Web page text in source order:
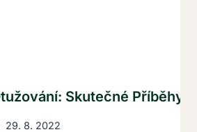
Skutečné Příběhy,
29. 8. 2022